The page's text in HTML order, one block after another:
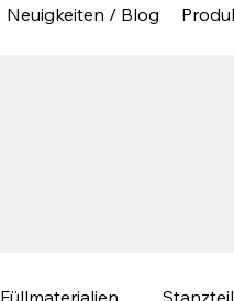
Neuigkeiten / Blog
Füllmaterialien